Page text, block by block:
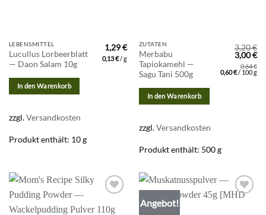
LEBENSMITTEL
Lucullus Lorbeerblatt
— Daon Salam 10g
1,29€
0,13€/g
In den Warenkorb
zzgl.Versandkosten
Produkt enthält: 10g
ZUTATEN
Merbabu
Tapiokamehl —
Sagu Tani 500g
3,20€
Preis
war:
3,20 €
3,00€
0,64€
0,60€/ 100g
In den Warenkorb
zzgl.Versandkosten
Produkt enthält: 500g
Wunschliste
Angebot!